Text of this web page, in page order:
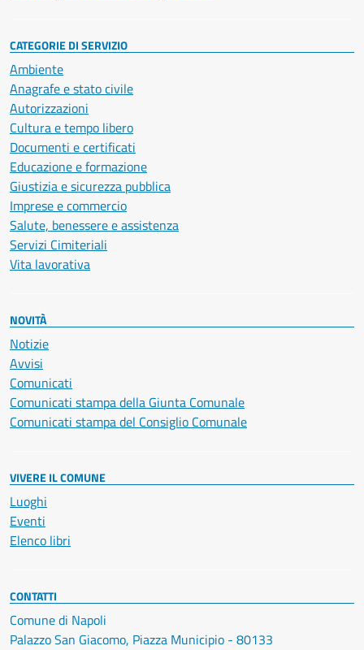
CATEGORIE DI SERVIZIO
Ambiente
Anagrafe e stato civile
Autorizzazioni
Cultura e tempo libero
Documenti e certificati
Educazione e formazione
Giustizia e sicurezza pubblica
Imprese e commercio
Salute, benessere e assistenza
Servizi Cimiteriali
Vita lavorativa
NOVITÀ
Notizie
Avvisi
Comunicati
Comunicati stampa della Giunta Comunale
Comunicati stampa del Consiglio Comunale
VIVERE IL COMUNE
Luoghi
Eventi
Elenco libri
CONTATTI
Comune di Napoli
Palazzo San Giacomo, Piazza Municipio - 80133